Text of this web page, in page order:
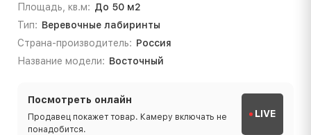
Площадь, кв.м: До 50 м2
Тип: Веревочные лабиринты
Страна-производитель: Россия
Название модели: Восточный
Посмотреть онлайн
Продавец покажет товар. Камеру включать не
понадобится.
LIVE